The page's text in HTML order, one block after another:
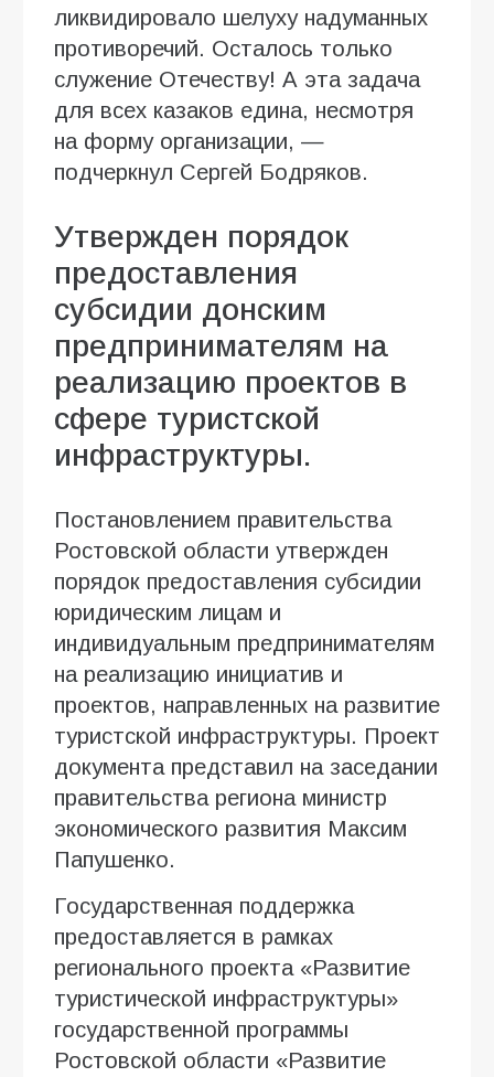
ликвидировало шелуху надуманных
противоречий. Осталось только
служение Отечеству! А эта задача
для всех казаков едина, несмотря
на форму организации, —
подчеркнул Сергей Бодряков.
Утвержден порядок
предоставления
субсидии донским
предпринимателям на
реализацию проектов в
сфере туристской
инфраструктуры.
Постановлением правительства
Ростовской области утвержден
порядок предоставления субсидии
юридическим лицам и
индивидуальным предпринимателям
на реализацию инициатив и
проектов, направленных на развитие
туристской инфраструктуры. Проект
документа представил на заседании
правительства региона министр
экономического развития Максим
Папушенко.
Государственная поддержка
предоставляется в рамках
регионального проекта «Развитие
туристической инфраструктуры»
государственной программы
Ростовской области «Развитие